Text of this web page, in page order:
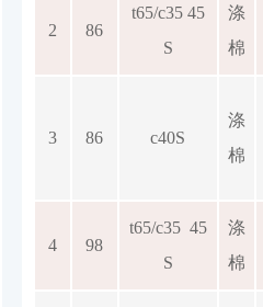
2 86
t65/c35 45
S
涤
棉
3 86 c40S
涤
棉
4 98
t65/c35 45
S
涤
棉